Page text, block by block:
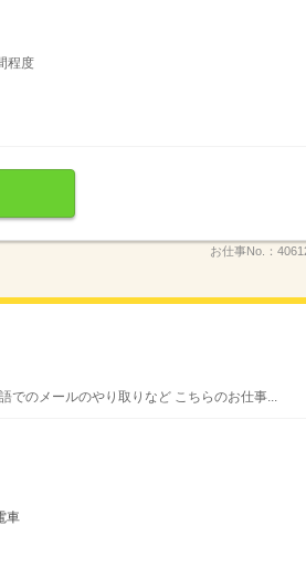
程度
お仕事No.：
でのメールのやり取りなど こちらのお仕事...
車